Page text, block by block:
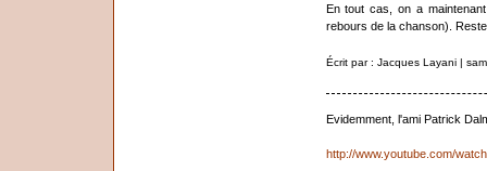
En tout cas, on a
rebours de la chanson).
Écrit par : Jacques Layani |
Evidemment, l'ami Patrick
http://www.youtube.com/